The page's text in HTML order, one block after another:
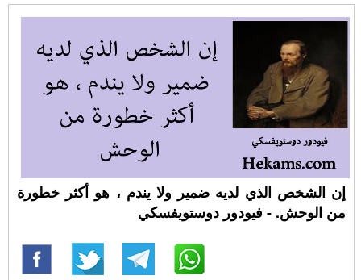
إن الشخص الذي لديه ضمير ولا يندم ، هو أكثر خطورة
من الوحش. - فيودور دوستويفسكي